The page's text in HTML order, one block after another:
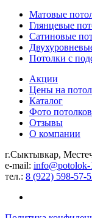
Матовые
Глянцевые
Сатиновые
Потолки с
Акции
Цены на
Каталог
Фото потолков
Отзывы
О компании
г.Сыктывкар,
e-mail: info@potolok-
тел.: 8 (922) 598-57-